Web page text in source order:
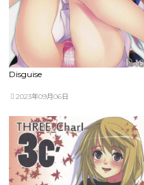
Disguise
2023年09月06日